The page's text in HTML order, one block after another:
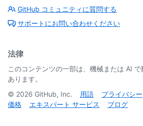
GitHub コミュニティに質問する
サポートにお問い合わせください
法律
このコンテンツの一部は、機械または AI
あります。
© 2026 GitHub, Inc. 用語 プライバシー
価格
エキスパート サービス ブログ